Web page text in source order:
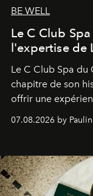
BE WELL
Le C Club
l'expertise de
Le C Club Spa du
chapitre de son
offrir une
expertise se
07.08.2026 by